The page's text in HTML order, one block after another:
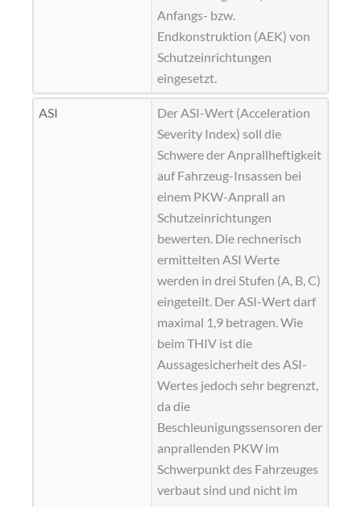
Anfangs- bzw.
Endkonstruktion (AEK) von
Schutzeinrichtungen
eingesetzt.
ASI
Der ASI-Wert (Acceleration
Severity Index) soll die
Schwere der Anprallheftigkeit
auf Fahrzeug-Insassen bei
einem PKW-Anprall an
Schutzeinrichtungen
bewerten. Die rechnerisch
ermittelten ASI Werte
werden in drei Stufen (A, B, C)
eingeteilt. Der ASI-Wert darf
maximal 1,9 betragen. Wie
beim THIV ist die
Aussagesicherheit des ASI-
Wertes jedoch sehr begrenzt,
da die
Beschleunigungssensoren der
anprallenden PKW im
Schwerpunkt des Fahrzeuges
verbaut sind und nicht im